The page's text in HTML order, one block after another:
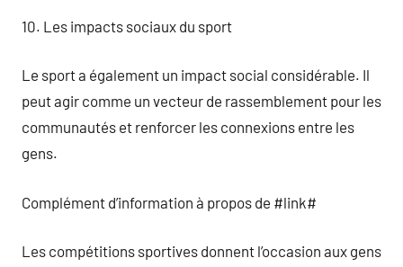
10. Les impacts sociaux du sport
Le sport a également un impact social considérable. Il
peut agir comme un vecteur de rassemblement pour les
communautés et renforcer les connexions entre les
gens.
Complément d’information à propos de #link#
Les compétitions sportives donnent l’occasion aux gens